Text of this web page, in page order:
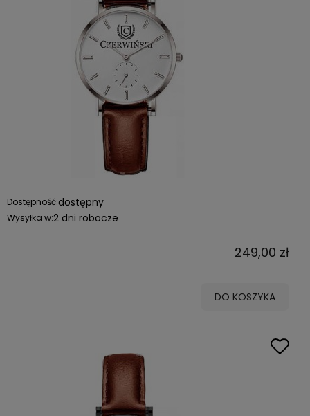
Dostępność:dostępny
Wysyłka w:2 dni robocze
249,00 zł
DO KOSZYKA